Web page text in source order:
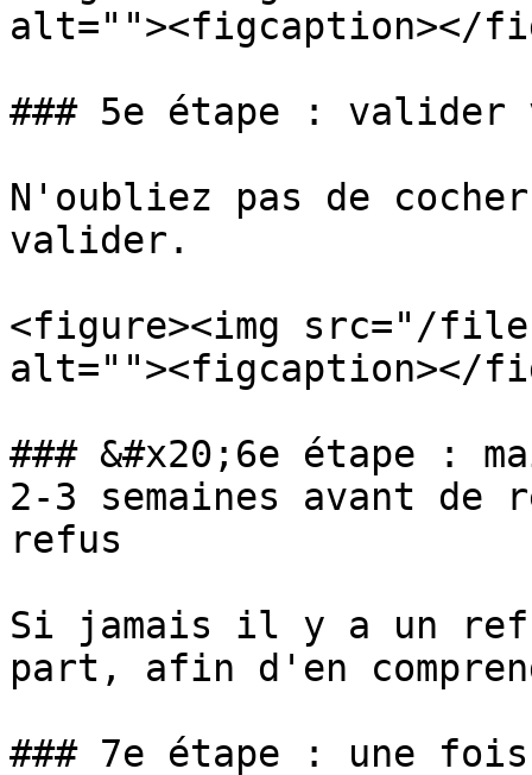
alt=""><figcaption></
### 5e étape : valider
N'oubliez pas de
valider.
<figure><img src="/
alt=""><figcaption></
### &#x20;6e étape :
2-3 semaines avant de
refus
Si jamais il y a un
part, afin d'en
### 7e étape : une